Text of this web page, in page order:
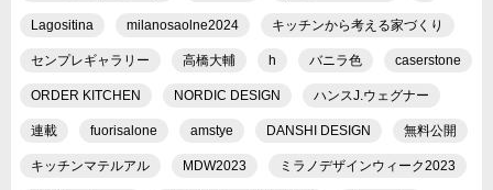
Lagositina milanosaolne2024 キッチンから考える家づくり
センプレギャラリー 高橋大輔 h バニラ色 caserstone
ORDER KITCHEN NORDIC DESIGN ハンスJ.ウェグナー
連載 fuorisalone amstye DANSHI DESIGN 無料公開
キッチンマテルアル MDW2023 ミラノデザインウィーク2023